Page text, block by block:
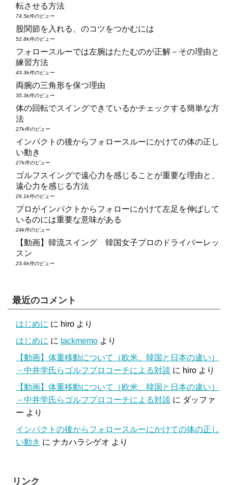
転させる方法
74.5k件のビュー
股関節を入れる、のコツをつかむには
52.8k件のビュー
フォロースルーでは左腕はたたむのが正解－その理由と
練習方法
43.3k件のビュー
両腕の三角形を保つ理由
35.3k件のビュー
体の回転でスイングできているかチェックする簡単な方
法
27k件のビュー
インパクトの後からフォロースルーにかけての体の正し
い動き
27k件のビュー
ゴルフスイングで遠心力を感じることが重要な理由と、
遠心力を感じる方法
26.1k件のビュー
プロがインパクトからフォローにかけて左足を伸ばして
いるのには重要な意味がある
24k件のビュー
【動画】韓流スイング 韓国女子プロのドライバーレッ
スン
23.6k件のビュー
最近のコメント
はじめに に hiro より
はじめに に tackmemo より
【動画】体重移動について（欧米、韓国と日本の違い）
－中井学氏らゴルフプロコーチによる対談 に hiro より
【動画】体重移動について（欧米、韓国と日本の違い）
－中井学氏らゴルフプロコーチによる対談 に ダッファ
ー より
インパクトの後からフォロースルーにかけての体の正し
い動き に ナカハラシゲオ より
リンク